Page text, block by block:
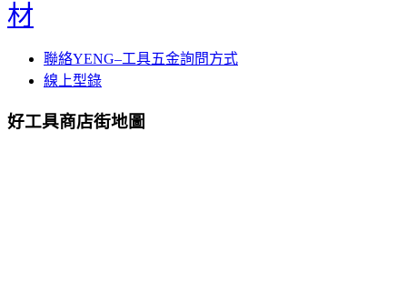
材
聯絡YENG–工具五金詢問方式
線上型錄
好工具商店街地圖